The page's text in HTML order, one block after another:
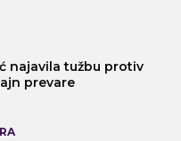
najavila tužbu protiv
prevare